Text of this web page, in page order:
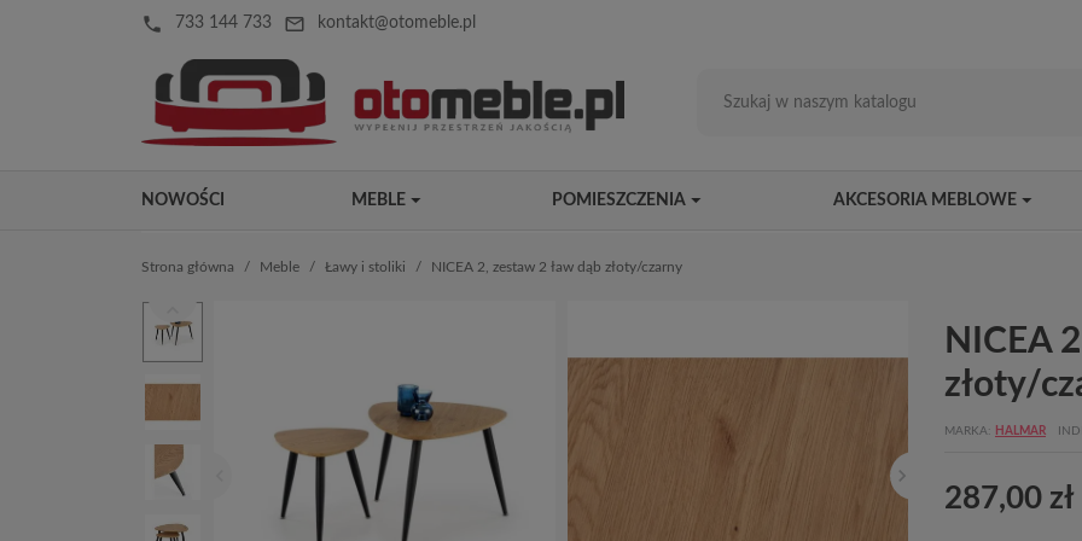
local_phone 733 144 733 mail_outline kontakt@otomeble.pl
NOWOŚCI MEBLE POMIESZCZENIA AKCESORIA MEBLOWE
Strona główna Meble Ławy i stoliki NICEA 2, zestaw 2 ław dąb złoty/czarny
NICEA
złoty/
MARKA HALMAR
287,00 zł